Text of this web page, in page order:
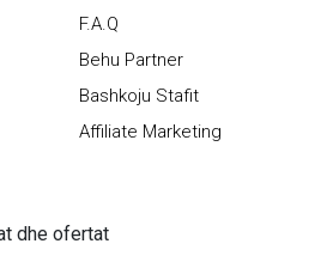
F.A.Q
Behu Partner
Bashkoju Stafit
Affiliate Marketing
dhe ofertat